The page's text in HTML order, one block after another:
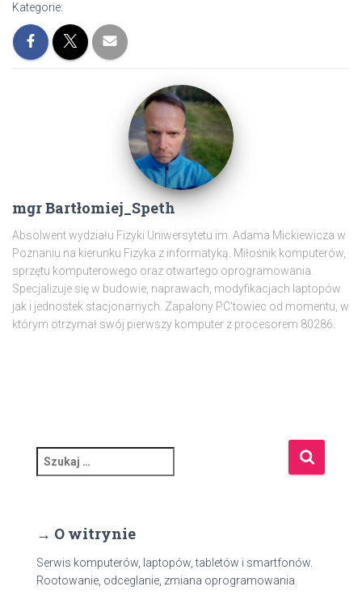
Kategorie:
mgr Bartłomiej_Speth
Absolwent wydziału Fizyki Uniwersytetu im. Adama Mickiewicza w
Poznaniu na kierunku Fizyka z informatyką. Miłośnik komputerów,
sprzętu komputerowego oraz otwartego oprogramowania.
Specjalizuje się w budowie, naprawach, modyfikacjach laptopów
jak i jednostek stacjonarnych. Zapalony PC'towiec od momentu, w
którym otrzymał swój pierwszy komputer z procesorem 80286.
z
:
→ O witrynie
Serwis komputerów, laptopów, tabletów i smartfonów.
Rootowanie, odceglanie, zmiana oprogramowania.